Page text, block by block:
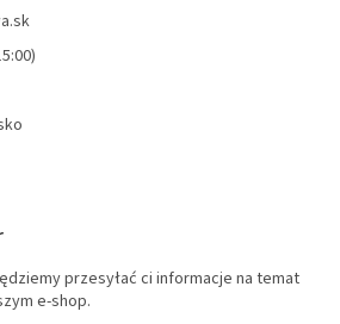
przesyłać ci informacje na temat
e-shop.